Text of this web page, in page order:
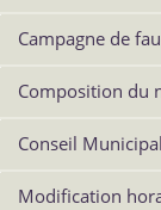
Campagne de
Composition du
Conseil
Modification